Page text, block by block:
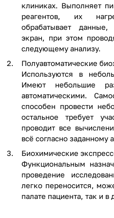
клиниках. Выполняет
реагентов, их
обрабатывает
экран, при этом
следующему анализу.
Полуавтоматические
Используются в
Имеют небольшие
автоматическими.
способен провести
остальное требует
проводит все
всё согласно заданному
Биохимические
Функциональным
проведение
легко переносится,
палате пациента, так и